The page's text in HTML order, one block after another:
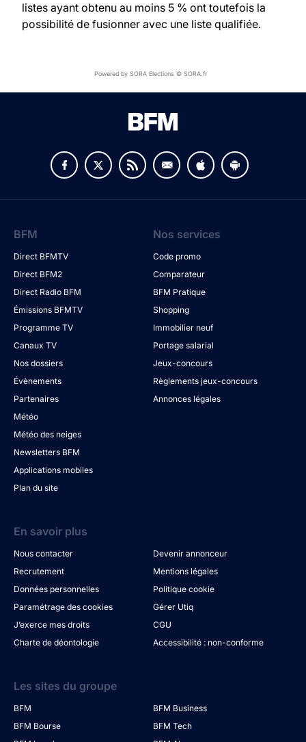
listes ayant obtenu au moins 5 % ont toutefois la
possibilité de fusionner avec une liste qualifiée.
Powered by SORA Elections © SORA.fr
BFM
Direct BFMTV
Direct BFM2
Direct Radio BFM
Émissions BFMTV
Programme TV
Canaux TV
Nos dossiers
Évènements
Partenaires
Météo
Météo des neiges
Newsletters BFM
Applications mobiles
Plan du site
Nos services
Code promo
Comparateur
BFM Pratique
Shopping
Immobilier neuf
Portage salarial
Jeux-concours
Règlements jeux-concours
Annonces légales
En savoir plus
Nous contacter
Devenir annonceur
Recrutement
Mentions légales
Données personnelles
Politique cookie
Paramétrage des cookies
Gérer Utiq
J’exerce mes droits
CGU
Charte de déontologie
Accessibilité : non-conforme
Les sites du groupe
BFM
BFM Business
BFM Bourse
BFM Tech